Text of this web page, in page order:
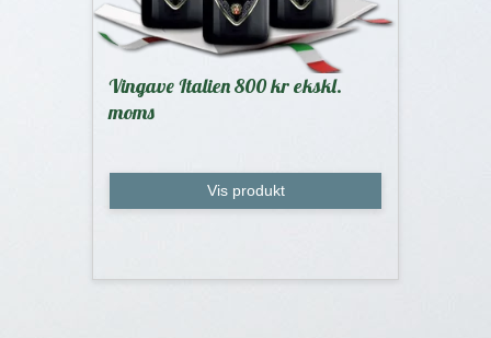
Vingave Italien 800 kr ekskl.
moms
Vis produkt